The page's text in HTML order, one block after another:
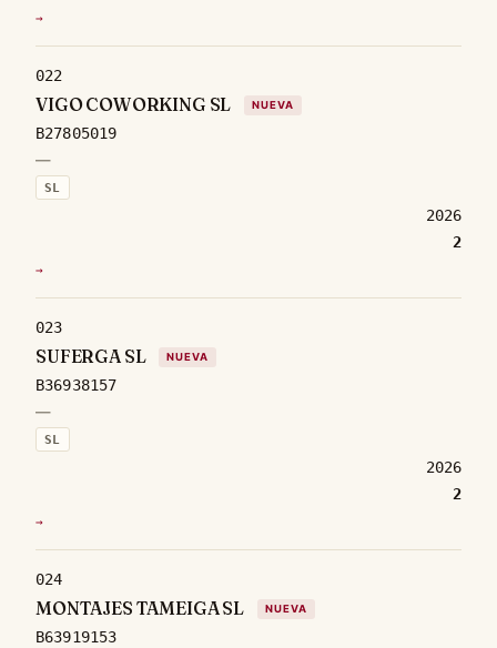
→
022
VIGO COWORKING SL NUEVA
B27805019
—
SL
2026
2
→
023
SUFERGA SL NUEVA
B36938157
—
SL
2026
2
→
024
MONTAJES TAMEIGA SL NUEVA
B63919153